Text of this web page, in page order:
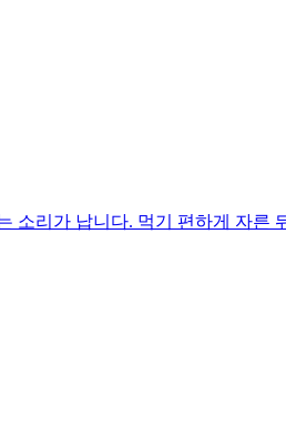
리가 납니다. 먹기 편하게 자른